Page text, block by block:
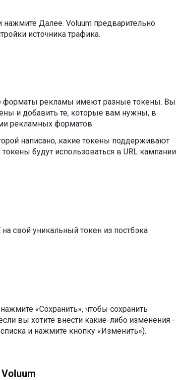
нажмите Далее. Voluum предварительно
источника трафика.
форматы рекламы имеют разные токены. Вы
и добавить те, которые вам нужны, в
рекламных форматов.
написано, какие токены поддерживают
будут использоваться в URL кампании
на свой уникальный токен из постбэка
«Сохранить», чтобы сохранить
вы хотите внести какие-либо изменения -
и нажмите кнопку «Изменить»).